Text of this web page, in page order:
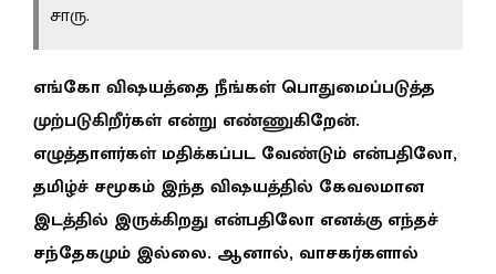
சாரு.
எங்கோ விஷயத்தை நீங்கள் பொதுமைப்படுத்த
முற்படுகிறீர்கள் என்று எண்ணுகிறேன்.
எழுத்தாளர்கள் மதிக்கப்பட வேண்டும் என்பதிலோ,
தமிழ்ச் சமூகம் இந்த விஷயத்தில் கேவலமான
இடத்தில் இருக்கிறது என்பதிலோ எனக்கு எந்தச்
சந்தேகமும் இல்லை. ஆனால், வாசகர்களால்